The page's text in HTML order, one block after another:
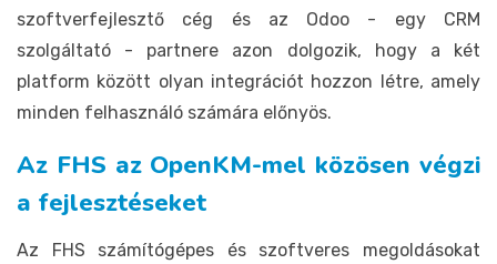
szoftverfejlesztő cég és az Odoo - egy CRM
szolgáltató - partnere azon dolgozik, hogy a két
platform között olyan integrációt hozzon létre, amely
minden felhasználó számára előnyös.
Az FHS az OpenKM-mel közösen végzi
a fejlesztéseket
Az FHS számítógépes és szoftveres megoldásokat